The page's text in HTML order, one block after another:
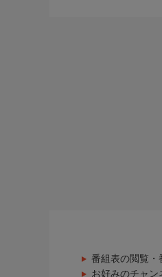
番組表の閲覧
お好みのチャン